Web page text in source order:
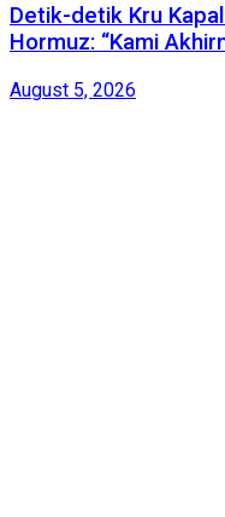
Detik-detik Kru
Hormuz: “Kami
August 5, 2026